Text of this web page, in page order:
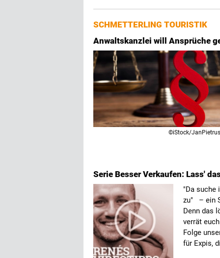
SCHMETTERLING TOURISTIK
Anwaltskanzlei will Ansprüche
©iStock/
Serie Besser Verkaufen: Lass'
"Da suche
zu" – ein
Denn das
verrät
Folge
für Expis,